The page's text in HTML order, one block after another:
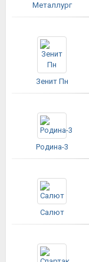
Металлург
Зенит Пн
Родина-3
Салют